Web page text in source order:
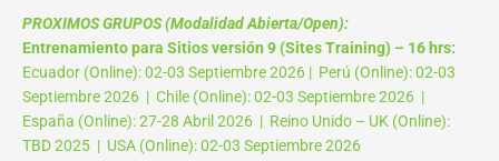
PROXIMOS GRUPOS (Modalidad Abierta/Open):
Entrenamiento para Sitios versión 9 (Sites Training) – 16 hrs:
Ecuador (Online): 02-03 Septiembre 2026 | Perú (Online): 02-03
Septiembre 2026 | Chile (Online): 02-03 Septiembre 2026 |
España (Online): 27-28 Abril 2026 | Reino Unido – UK (Online):
TBD 2025 | USA (Online): 02-03 Septiembre 2026